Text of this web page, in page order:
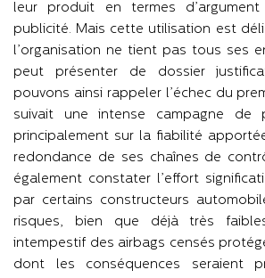
leur produit en termes
publicité. Mais cette utilisation est
l’organisation ne tient pas tous ses
peut présenter de dossier
pouvons ainsi rappeler l’échec du
suivait une intense campagne de
principalement sur la fiabilité
redondance de ses chaînes de
également constater l’effort
par certains constructeurs
risques, bien que déjà très
intempestif des airbags censés
dont les conséquences seraient